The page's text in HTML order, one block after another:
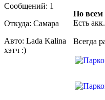
Сообщений: 1
Откуда: Самара
Авто: Lada Kalina
хэтч :)
По всем
Есть
Всегда